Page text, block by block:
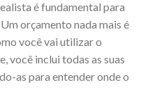
é fundamental para
orçamento nada mais é
você vai utilizar o
você inclui todas as suas
as para entender onde o